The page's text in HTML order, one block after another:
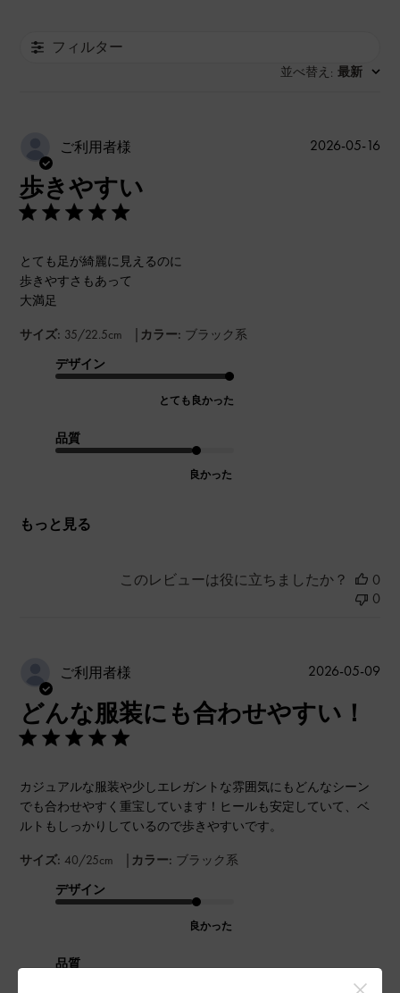
フィルター
並べ替え : 最新
ご利用者様
歩きやすい
とても足が綺麗に見えるのに
歩きやすさもあって
大満足
サイズ: 35/22.5cm | カラー: ブラック系
デザイン
とても良かった
品質
良かった
もっと見る
公
2026-05-16
このレビューは役に立ちましたか？
0
0
ご利用者様
どんな服装にも合わせやすい！
カジュアルな服装や少しエレガントな雰囲気にもどんなシーン
でも合わせやすく重宝しています！ヒールも安定していて、ベ
ルトもしっかりしているので歩きやすいです。
サイズ: 40/25cm | カラー: ブラック系
デザイン
良かった
品質
公
2026-05-09